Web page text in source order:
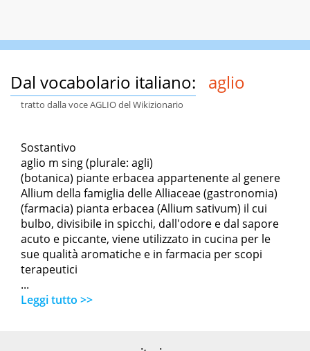
Dal vocabolario italiano: aglio
tratto dalla voce AGLIO del Wikizionario
Sostantivo
aglio m sing (plurale: agli)
(botanica) piante erbacea appartenente al genere
Allium della famiglia delle Alliaceae (gastronomia)
(farmacia) pianta erbacea (Allium sativum) il cui
bulbo, divisibile in spicchi, dall'odore e dal sapore
acuto e piccante, viene utilizzato in cucina per le
sue qualità aromatiche e in farmacia per scopi
terapeutici
...
Leggi tutto >>